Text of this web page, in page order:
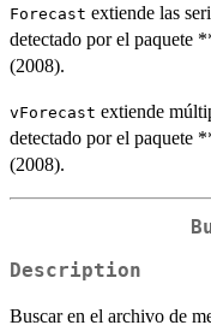
Forecast extiende las
detectado por el paquete
(2008).
vForecast extiende
detectado por el paquete
(2008).
Description
Buscar en el archivo de